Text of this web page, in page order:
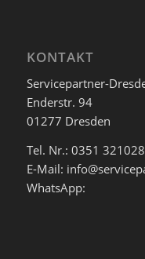
KONTAKT
Servicepartner-
Enderstr. 94
01277 Dresden
Tel. Nr.: 0351
E-Mail:
WhatsApp: